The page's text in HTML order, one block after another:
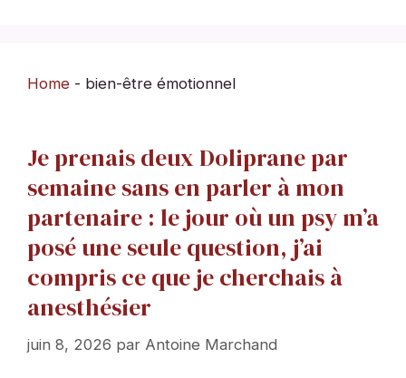
Home - bien-être émotionnel
Je prenais deux Doliprane par
semaine sans en parler à mon
partenaire : le jour où un psy m’a
posé une seule question, j’ai
compris ce que je cherchais à
anesthésier
juin 8, 2026 par Antoine Marchand